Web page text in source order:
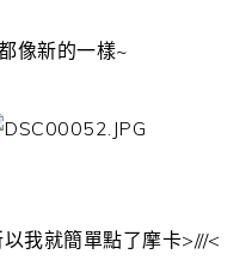
像新的一樣~
我就簡單點了摩卡>///<